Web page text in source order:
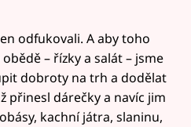
odfukovali. A aby toho
– řízky a salát – jsme
dobroty na trh a dodělat
přinesl dárečky a navíc jim
kachní játra, slaninu,